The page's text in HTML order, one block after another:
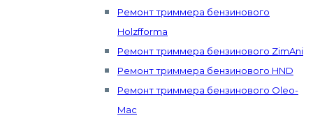
Ремонт триммера бензинового
Holzfforma
Ремонт триммера бензинового ZimAni
Ремонт триммера бензинового HND
Ремонт триммера бензинового Oleo-
Mac